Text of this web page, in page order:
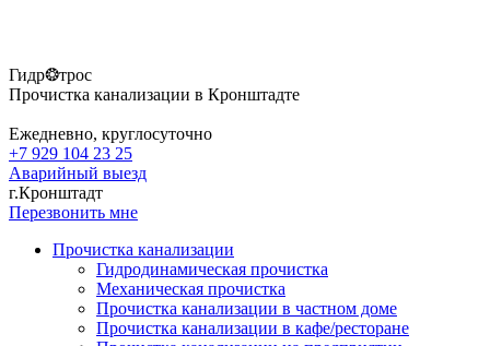
Гидр❂трос
Прочистка канализации в Кронштадте
Ежедневно, круглосуточно
+7 929 104 23 25
Аварийный выезд
г.Кронштадт
Перезвонить мне
Прочистка канализации
Гидродинамическая прочистка
Механическая прочистка
Прочистка канализации в частном доме
Прочистка канализации в кафе/ресторане